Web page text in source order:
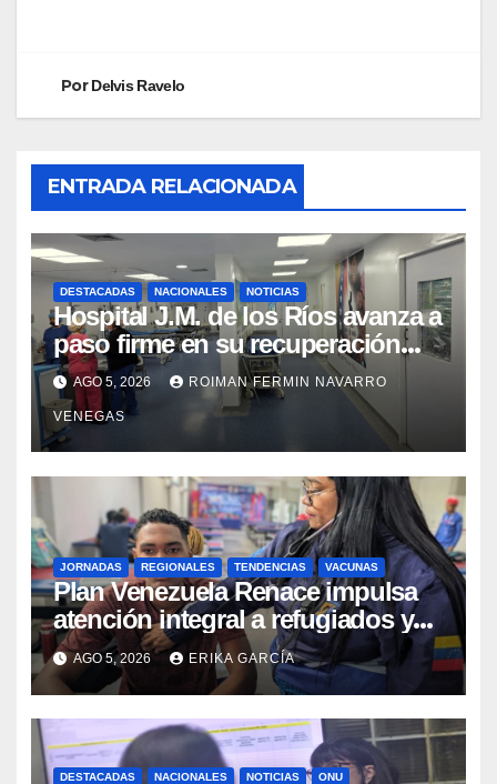
PorDelvis Ravelo
ENTRADA RELACIONADA
DESTACADAS NACIONALES NOTICIAS
Hospital J.M. de los Ríos avanza a
paso firme en su recuperación
tras los recientes eventos
sísmicos
AGO 5, 2026 ROIMAN FERMIN NAVARRO
VENEGAS
JORNADAS REGIONALES TENDENCIAS VACUNAS
​Plan Venezuela Renace impulsa
atención integral a refugiados y
evaluación de vacunación en
Aragua
AGO 5, 2026 ERIKA GARCÍA
DESTACADAS NACIONALES NOTICIAS ONU